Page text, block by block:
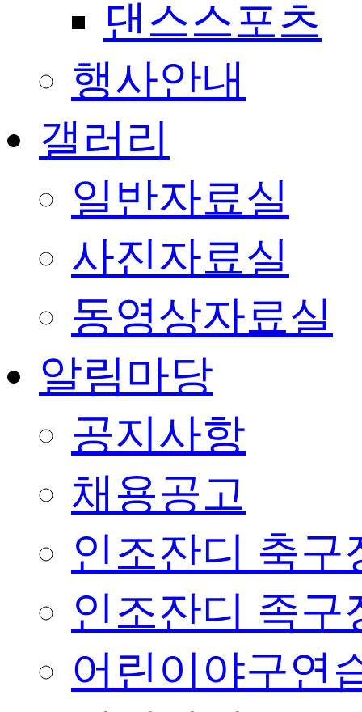
댄스스포츠
행사안내
갤러리
일반자료실
사진자료실
동영상자료실
알림마당
공지사항
채용공고
인조잔디 축구
인조잔디 족구
어린이야구연